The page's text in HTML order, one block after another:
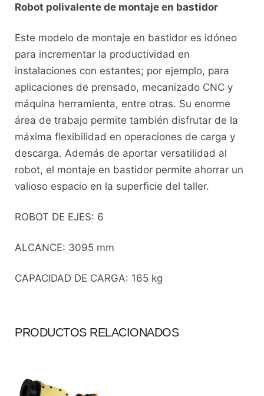
Robot polivalente de montaje en bastidor
Este modelo de montaje en bastidor es idóneo
para incrementar la productividad en
instalaciones con estantes; por ejemplo, para
aplicaciones de prensado, mecanizado CNC y
máquina herramienta, entre otras. Su enorme
área de trabajo permite también disfrutar de la
máxima flexibilidad en operaciones de carga y
descarga. Además de aportar versatilidad al
robot, el montaje en bastidor permite ahorrar un
valioso espacio en la superficie del taller.
ROBOT DE EJES: 6
ALCANCE: 3095 mm
CAPACIDAD DE CARGA: 165 kg
PRODUCTOS RELACIONADOS